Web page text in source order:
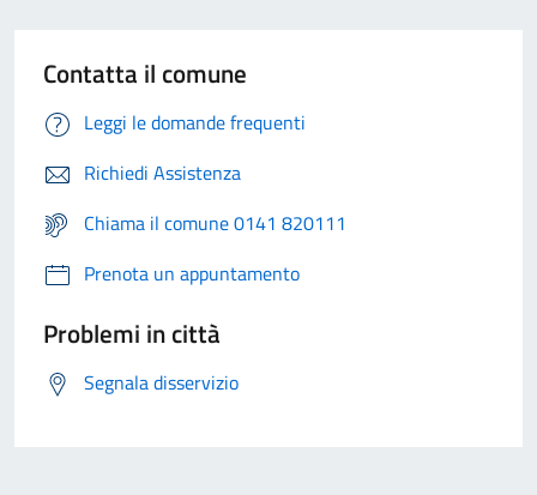
Contatta il comune
Leggi le domande frequenti
Richiedi Assistenza
Chiama il comune 0141 820111
Prenota un appuntamento
Problemi in città
Segnala disservizio